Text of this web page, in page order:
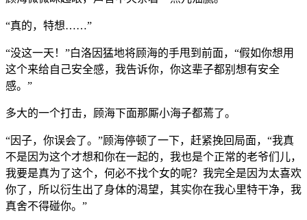
“真的，特想……”
“没这一天！”白洛因猛地将顾海的手甩到前面，“假如你想用
这个来给自己安全感，我告诉你，你这辈子都别想有安全
感。”
多大的一个打击，顾海下面那厮小海子都蔫了。
“因子，你误会了。”顾海停顿了一下，赶紧挽回局面，“我真
不是因为这个才想和你在一起的，我也是个正常的老爷们儿，
我要是真为了这个，何必不找个女的呢？我完全是因为太喜欢
你了，所以衍生出了身体的渴望，其实你在我心里特干净，我
真舍不得碰你。”